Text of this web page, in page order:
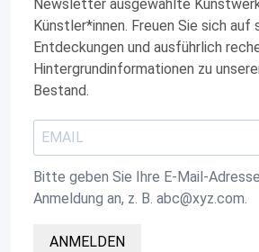
Newsletter ausgewählte
Künstler*innen. Freuen Sie sich auf
Entdeckungen und ausführlich
Hintergrundinformationen zu
Bestand.
Bitte geben Sie Ihre E-Mail-
Anmeldung an, z. B. abc@xyz.com.
ANMELDEN